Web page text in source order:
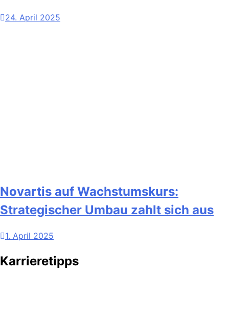
24. April 2025
Novartis auf Wachstumskurs:
Strategischer Umbau zahlt sich aus
1. April 2025
Karrieretipps